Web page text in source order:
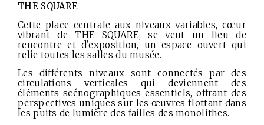
THE SQUARE
Cette place centrale aux niveaux variables, cœur
vibrant de THE SQUARE, se veut un lieu de
rencontre et d’exposition, un espace ouvert qui
relie toutes les salles du musée.
Les différents niveaux sont connectés par des
circulations verticales qui deviennent des
éléments scénographiques essentiels, offrant des
perspectives uniques sur les œuvres flottant dans
les puits de lumière des failles des monolithes.